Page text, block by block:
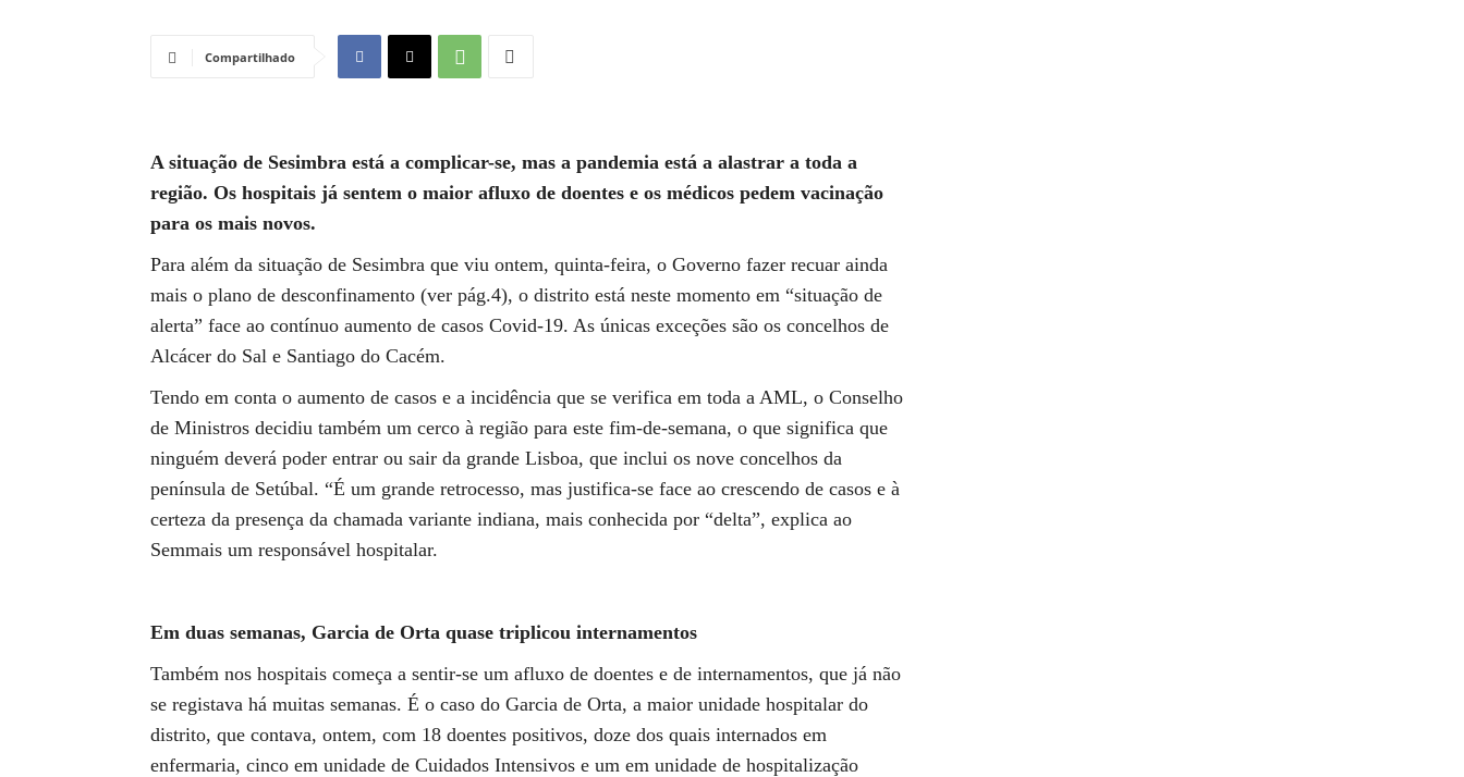
Compartilhado
A situação de Sesimbra está a complicar-se, mas a pandemia está a alastrar a toda a
região. Os hospitais já sentem o maior afluxo de doentes e os médicos pedem vacinação
para os mais novos.
Para além da situação de Sesimbra que viu ontem, quinta-feira, o Governo fazer recuar ainda
mais o plano de desconfinamento (ver pág.4), o distrito está neste momento em “situação de
alerta” face ao contínuo aumento de casos Covid-19. As únicas exceções são os concelhos de
Alcácer do Sal e Santiago do Cacém.
Tendo em conta o aumento de casos e a incidência que se verifica em toda a AML, o Conselho
de Ministros decidiu também um cerco à região para este fim-de-semana, o que significa que
ninguém deverá poder entrar ou sair da grande Lisboa, que inclui os nove concelhos da
península de Setúbal. “É um grande retrocesso, mas justifica-se face ao crescendo de casos e à
certeza da presença da chamada variante indiana, mais conhecida por “delta”, explica ao
Semmais um responsável hospitalar.
Em duas semanas, Garcia de Orta quase triplicou internamentos
Também nos hospitais começa a sentir-se um afluxo de doentes e de internamentos, que já não
se registava há muitas semanas. É o caso do Garcia de Orta, a maior unidade hospitalar do
distrito, que contava, ontem, com 18 doentes positivos, doze dos quais internados em
enfermaria, cinco em unidade de Cuidados Intensivos e um em unidade de hospitalização